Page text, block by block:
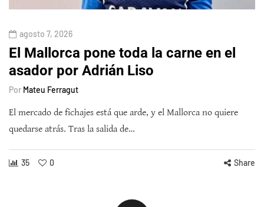
agosto 7, 2026
El Mallorca pone toda la carne en el
asador por Adrián Liso
Por Mateu Ferragut
El mercado de fichajes está que arde, y el Mallorca no quiere
quedarse atrás. Tras la salida de…
35 0 Share